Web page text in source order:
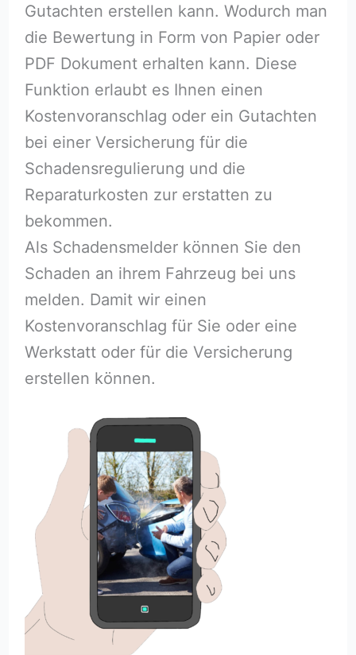
Gutachten erstellen kann. Wodurch man
die Bewertung in Form von Papier oder
PDF Dokument erhalten kann. Diese
Funktion erlaubt es Ihnen einen
Kostenvoranschlag oder ein Gutachten
bei einer Versicherung für die
Schadensregulierung und die
Reparaturkosten zur erstatten zu
bekommen.
Als Schadensmelder können Sie den
Schaden an ihrem Fahrzeug bei uns
melden. Damit wir einen
Kostenvoranschlag für Sie oder eine
Werkstatt oder für die Versicherung
erstellen können.